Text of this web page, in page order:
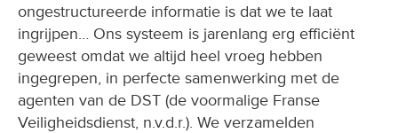
ongestructureerde informatie is dat we te laat
ingrijpen… Ons systeem is jarenlang erg efficiënt
geweest omdat we altijd heel vroeg hebben
ingegrepen, in perfecte samenwerking met de
agenten van de DST (de voormalige Franse
Veiligheidsdienst, n.v.d.r.). We verzamelden